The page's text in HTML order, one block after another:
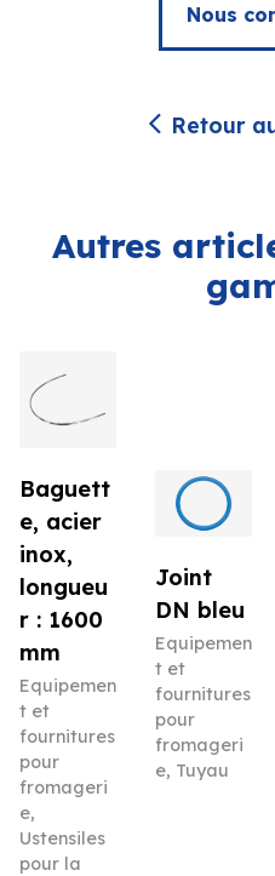
Nous
Retour
Autres
Baguett
e, acier
inox,
longueu
r : 1600
mm
Equipemen
t et
fournitures
pour
fromageri
e,
Ustensiles
pour la
Joint
DN bleu
Equipemen
t et
fournitures
pour
fromageri
e, Tuyau